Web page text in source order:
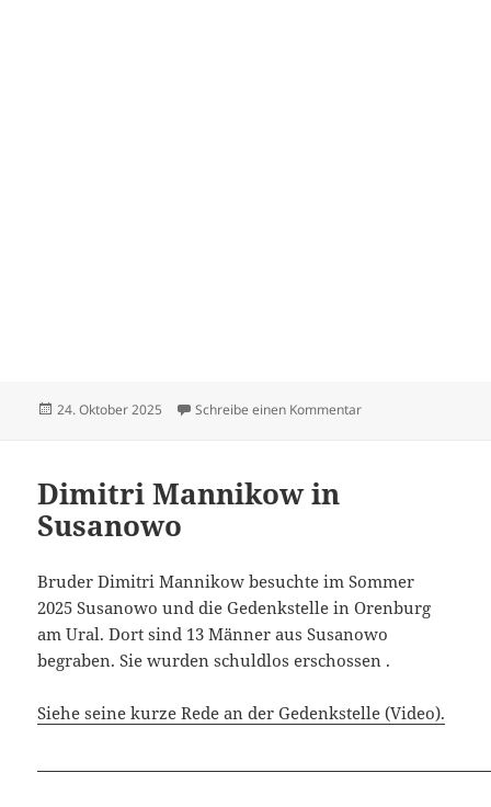
Veröffentlicht
24. Oktober 2025 Schreibe einen Kommentarzu Hildebrandt
Dimitri Mannikow in
Susanowo
Bruder Dimitri Mannikow besuchte im Sommer
2025 Susanowo und die Gedenkstelle in Orenburg
am Ural. Dort sind 13 Männer aus Susanowo
begraben. Sie wurden schuldlos erschossen .
Siehe seine kurze Rede an der Gedenkstelle (Video).